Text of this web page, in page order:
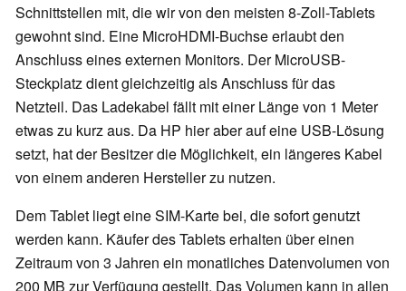
Schnittstellen mit, die wir von den meisten 8-Zoll-Tablets
gewohnt sind. Eine MicroHDMI-Buchse erlaubt den
Anschluss eines externen Monitors. Der MicroUSB-
Steckplatz dient gleichzeitig als Anschluss für das
Netzteil. Das Ladekabel fällt mit einer Länge von 1 Meter
etwas zu kurz aus. Da HP hier aber auf eine USB-Lösung
setzt, hat der Besitzer die Möglichkeit, ein längeres Kabel
von einem anderen Hersteller zu nutzen.
Dem Tablet liegt eine SIM-Karte bei, die sofort genutzt
werden kann. Käufer des Tablets erhalten über einen
Zeitraum von 3 Jahren ein monatliches Datenvolumen von
200 MB zur Verfügung gestellt. Das Volumen kann in allen